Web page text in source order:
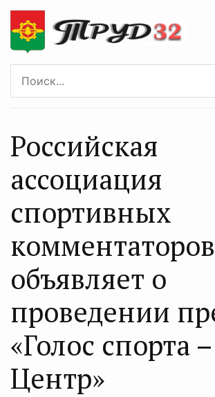
Российская
ассоциация
спортивных
комментаторов
объявляет о
проведении
«Голос спорта –
Центр»